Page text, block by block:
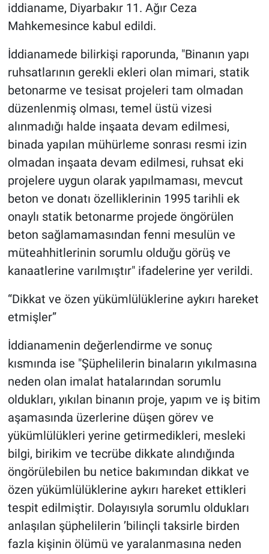
iddianame, Diyarbakır 11. Ağır Ceza
Mahkemesince kabul edildi.
İddianamede bilirkişi raporunda, "Binanın yapı
ruhsatlarının gerekli ekleri olan mimari, statik
betonarme ve tesisat projeleri tam olmadan
düzenlenmiş olması, temel üstü vizesi
alınmadığı halde inşaata devam edilmesi,
binada yapılan mühürleme sonrası resmi izin
olmadan inşaata devam edilmesi, ruhsat eki
projelere uygun olarak yapılmaması, mevcut
beton ve donatı özelliklerinin 1995 tarihli ek
onaylı statik betonarme projede öngörülen
beton sağlamamasından fenni mesulün ve
müteahhitlerinin sorumlu olduğu görüş ve
kanaatlerine varılmıştır" ifadelerine yer verildi.
“Dikkat ve özen yükümlülüklerine aykırı hareket
etmişler”
İddianamenin değerlendirme ve sonuç
kısmında ise "Şüphelilerin binaların yıkılmasına
neden olan imalat hatalarından sorumlu
oldukları, yıkılan binanın proje, yapım ve iş bitim
aşamasında üzerlerine düşen görev ve
yükümlülükleri yerine getirmedikleri, mesleki
bilgi, birikim ve tecrübe dikkate alındığında
öngörülebilen bu netice bakımından dikkat ve
özen yükümlülüklerine aykırı hareket ettikleri
tespit edilmiştir. Dolayısıyla sorumlu oldukları
anlaşılan şüphelilerin ’bilinçli taksirle birden
fazla kişinin ölümü ve yaralanmasına neden